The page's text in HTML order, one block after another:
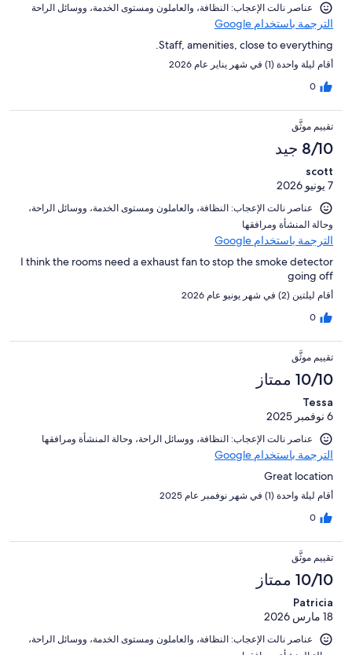
عناصر نالت الإعجاب: ⁦النظافة⁩، و⁦العاملون ومستوى الخدمة⁩، و⁦وسائل الراحة⁩
الترجمة باستخدام Google
Staff, amenities, close to everything.
أقام ليلة واحدة (1) في شهر يناير عام 2026
0
تقييم موثَّق
8/10 جيد
scott
7 يونيو 2026
عناصر نالت الإعجاب: ⁦النظافة⁩، و⁦العاملون ومستوى الخدمة⁩، و⁦وسائل الراحة⁩،
و⁦حالة المنشأة ومرافقها⁩
الترجمة باستخدام Google
I think the rooms need a exhaust fan to stop the smoke detector
going off
أقام ليلتين (2) في شهر يونيو عام 2026
0
تقييم موثَّق
10/10 ممتاز
Tessa
6 نوفمبر 2025
عناصر نالت الإعجاب: ⁦النظافة⁩، و⁦وسائل الراحة⁩، و⁦حالة المنشأة ومرافقها⁩
الترجمة باستخدام Google
Great location
أقام ليلة واحدة (1) في شهر نوفمبر عام 2025
0
تقييم موثَّق
10/10 ممتاز
Patricia
18 مارس 2026
عناصر نالت الإعجاب: ⁦النظافة⁩، و⁦العاملون ومستوى الخدمة⁩، و⁦وسائل الراحة⁩،